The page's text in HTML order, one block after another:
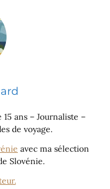
ans – Journaliste –
de voyage.
avec ma sélection
Slovénie.